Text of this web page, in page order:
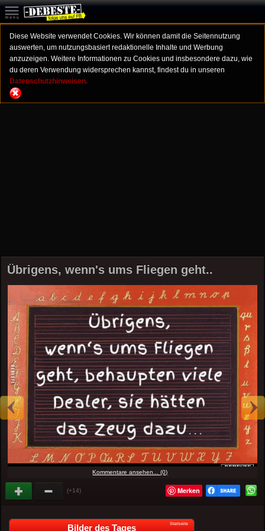
Diese Website verwendet Cookies. Wir können damit die Seitennutzung
auswerten, um nutzungsbasiert redaktionelle Inhalte und Werbung
anzuzeigen. Weitere Informationen zu Cookies und insbesondere dazu, wie
du deren Verwendung widersprechen kannst, findest du in unseren
Datenschutzhinweisen.
Übrigens, wenn's ums Fliegen geht..
Kommentare ansehen... (0)
(+14) Merken
Bilder des Tages Startseite